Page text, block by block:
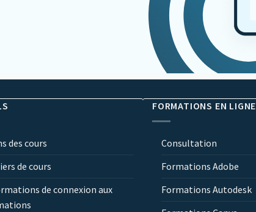
des cours
de cours
de connexion aux
FORMATIONS EN LIGNE
Consultation
Formations Adobe
Formations Autodesk